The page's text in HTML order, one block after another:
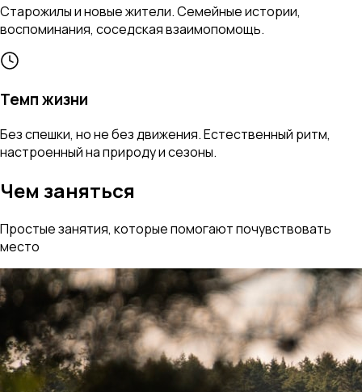
Старожилы и новые жители. Семейные истории,
воспоминания, соседская взаимопомощь.
Темп жизни
Без спешки, но не без движения. Естественный ритм,
настроенный на природу и сезоны.
Чем заняться
Простые занятия, которые помогают почувствовать
место